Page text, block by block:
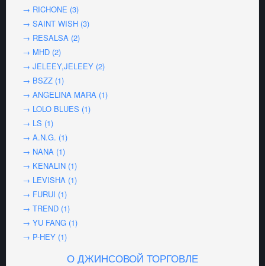
→ RICHONE (3)
→ SAINT WISH (3)
→ RESALSA (2)
→ MHD (2)
→ JELEEY,JELEEY (2)
→ BSZZ (1)
→ ANGELINA MARA (1)
→ LOLO BLUES (1)
→ LS (1)
→ A.N.G. (1)
→ NANA (1)
→ KENALIN (1)
→ LEVISHA (1)
→ FURUI (1)
→ TREND (1)
→ YU FANG (1)
→ P-HEY (1)
О ДЖИНСОВОЙ ТОРГОВЛЕ